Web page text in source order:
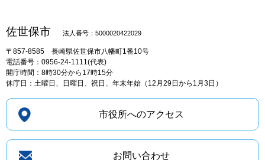
佐世保市 法人番号：5000020422029
〒857-8585 長崎県佐世保市八幡町1番10号
電話番号：0956-24-1111(代表)
開庁時間：8時30分から17時15分
休庁日：土曜日、日曜日、祝日、年末年始（12月29日から1月3日）
市役所へのアクセス
お問い合わせ